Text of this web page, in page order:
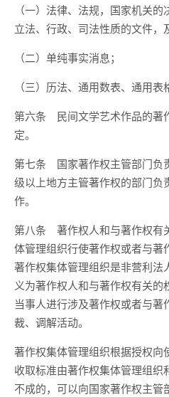
（一）法律、法规，国家机关
立法、行政、司法性质的文件，
（二）单纯事实消息；
（三）历法、通用数表、通用表
第六条 民间文学艺术作品的著
定。
第七条 国家著作权主管部门负
级以上地方主管著作权的部门负
作。
第八条 著作权人和与著作权有
体管理组织行使著作权或者与著
著作权集体管理组织是非营利法
义为著作权人和与著作权有关
当事人进行涉及著作权或者与
裁、调解活动。
著作权集体管理组织根据授权向
收取标准由著作权集体管理组
不成的，可以向国家著作权主管